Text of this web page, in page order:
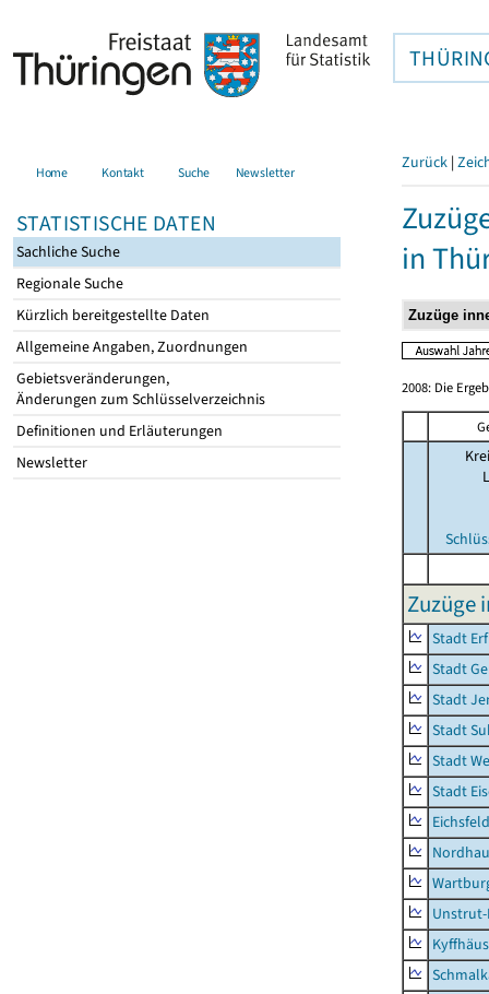
Home Kontakt Suche Newsletter
STATISTISCHE DATEN
Sachliche Suche
Regionale Suche
Kürzlich bereitgestellte Daten
Allgemeine Angaben, Zuordnungen
Gebietsveränderungen,
Änderungen zum Schlüsselverzeichnis
Definitionen und Erläuterungen
Newsletter
Zurück |
in
2008: Die
Zuzüge
Stadt
Stadt
Stadt
Stadt
Stadt
Stadt
Eichsfeld